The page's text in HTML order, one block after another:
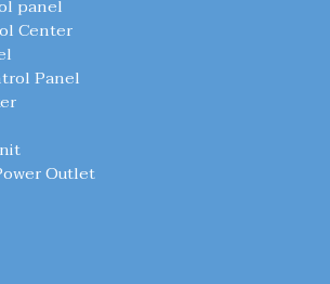
panel
Center
Panel
Outlet